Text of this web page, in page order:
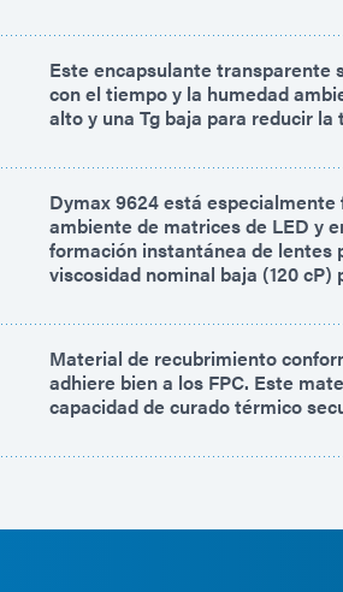
Este encapsulante transparente
con el tiempo y la humedad
alto y una Tg baja para reducir
Dymax 9624 está
ambiente de matrices de LED y
formación instantánea de lentes
viscosidad nominal baja (120
Material de recubrimiento
adhiere bien a los FPC. Este
capacidad de curado térmico